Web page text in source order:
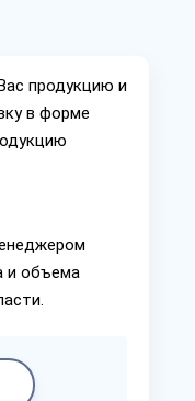
продукцию и
в форме
и объема